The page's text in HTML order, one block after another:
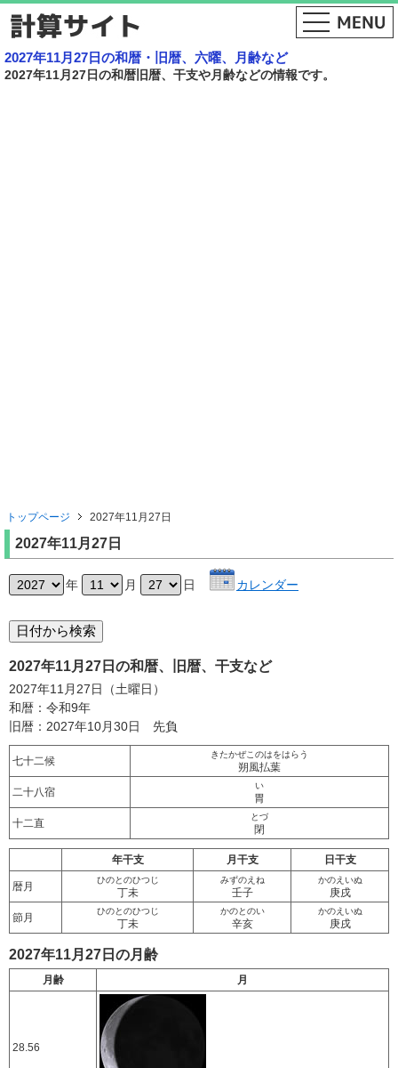
2027年11月27日の和暦・旧暦、六曜、月齢など
2027年11月27日の和暦旧暦、干支や月齢などの情報です。
トップページ 2027年11月27日
2027年11月27日
年 月 日 カレンダー
2027年11月27日の和暦、旧暦、干支など
2027年11月27日（土曜日）
和暦：令和9年
旧暦：2027年10月30日 先負
七十二候
きたかぜこのはをはらう
朔風払葉
二十八宿
い
胃
十二直
とづ
閉
年干支 月干支 日干支
暦月
ひのとのひつじ
丁未
みずのえね
壬子
かのえいぬ
庚戌
節月
ひのとのひつじ
丁未
かのとのい
辛亥
かのえいぬ
庚戌
2027年11月27日の月齢
月齢 月
28.56